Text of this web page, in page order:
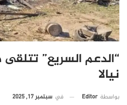
“الدعم السريع”
نيالا
بواسطة Editor في سبتمبر 17, 2025